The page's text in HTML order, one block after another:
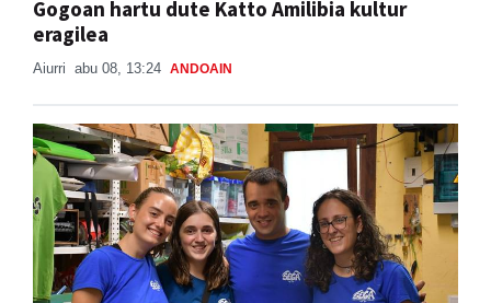
Gogoan hartu dute Katto Amilibia kultur
eragilea
Aiurri abu 08, 13:24 ANDOAIN